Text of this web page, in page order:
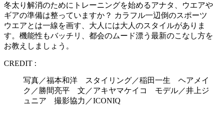
冬太り解消のためにトレーニングを始めるアナタ、ウエアや
ギアの準備は整っていますか？ カラフル一辺倒のスポーツ
ウエアとは一線を画す、大人には大人のスタイルがありま
す。機能性もバッチリ、都会のムード漂う最新のこなし方を
お教えしましょう。
CREDIT :
写真／福本和洋 スタイリング／稲田一生 ヘアメイ
ク／勝間亮平 文／アキヤマケイコ モデル／井上ジ
ュニア 撮影協力／ICONIQ